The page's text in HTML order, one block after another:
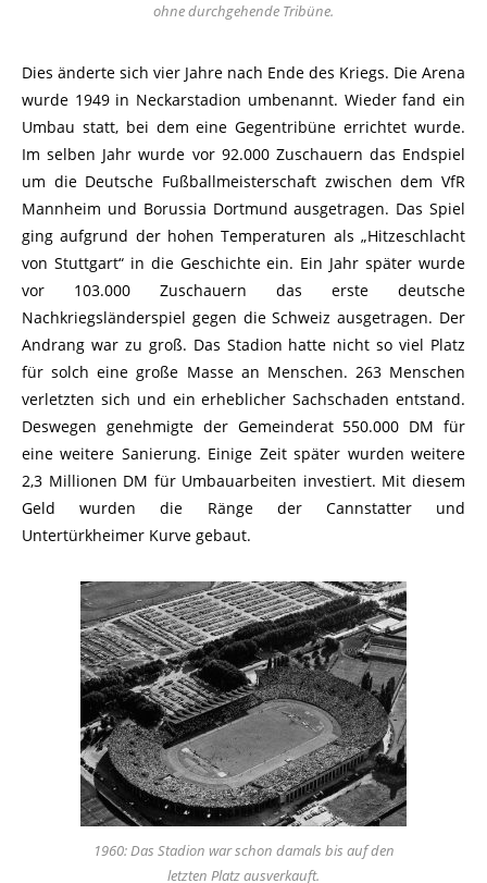
ohne durchgehende Tribüne.
Dies änderte sich vier Jahre nach Ende des Kriegs. Die Arena
wurde 1949 in Neckarstadion umbenannt. Wieder fand ein
Umbau statt, bei dem eine Gegentribüne errichtet wurde.
Im selben Jahr wurde vor 92.000 Zuschauern das Endspiel
um die Deutsche Fußballmeisterschaft zwischen dem VfR
Mannheim und Borussia Dortmund ausgetragen. Das Spiel
ging aufgrund der hohen Temperaturen als „Hitzeschlacht
von Stuttgart“ in die Geschichte ein. Ein Jahr später wurde
vor 103.000 Zuschauern das erste deutsche
Nachkriegsländerspiel gegen die Schweiz ausgetragen. Der
Andrang war zu groß. Das Stadion hatte nicht so viel Platz
für solch eine große Masse an Menschen. 263 Menschen
verletzten sich und ein erheblicher Sachschaden entstand.
Deswegen genehmigte der Gemeinderat 550.000 DM für
eine weitere Sanierung. Einige Zeit später wurden weitere
2,3 Millionen DM für Umbauarbeiten investiert. Mit diesem
Geld wurden die Ränge der Cannstatter und
Untertürkheimer Kurve gebaut.
1960: Das Stadion war schon damals bis auf den
letzten Platz ausverkauft.